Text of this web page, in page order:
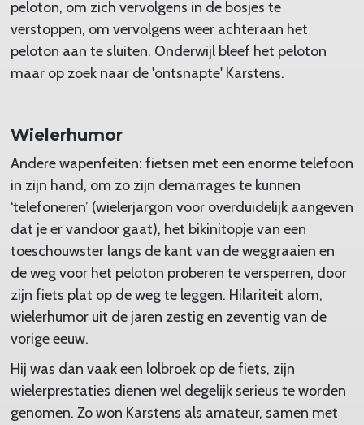
peloton, om zich vervolgens in de bosjes te
verstoppen, om vervolgens weer achteraan het
peloton aan te sluiten. Onderwijl bleef het peloton
maar op zoek naar de 'ontsnapte' Karstens.
Wielerhumor
Andere wapenfeiten: fietsen met een enorme telefoon
in zijn hand, om zo zijn demarrages te kunnen
‘telefoneren’ (wielerjargon voor overduidelijk aangeven
dat je er vandoor gaat), het bikinitopje van een
toeschouwster langs de kant van de weggraaien en
de weg voor het peloton proberen te versperren, door
zijn fiets plat op de weg te leggen. Hilariteit alom,
wielerhumor uit de jaren zestig en zeventig van de
vorige eeuw.
Hij was dan vaak een lolbroek op de fiets, zijn
wielerprestaties dienen wel degelijk serieus te worden
genomen. Zo won Karstens als amateur, samen met